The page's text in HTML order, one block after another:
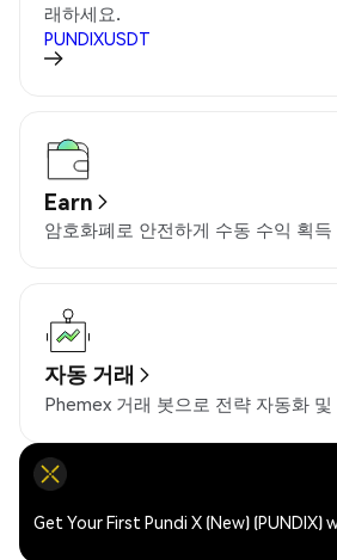
래하세요.
PUNDIXUSDT
Earn
암호화폐로 안전하게 수동 수익 획득
자동 거래
Phemex 거래 봇으로 전략 자동화
Get Your First Pundi X (New) (PUNDIX)